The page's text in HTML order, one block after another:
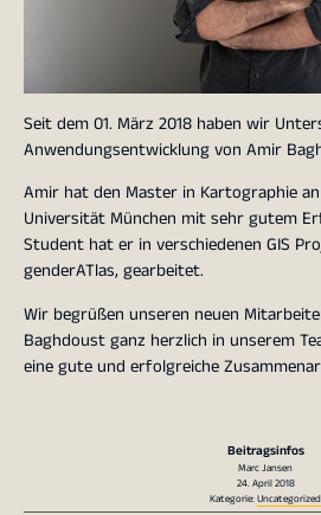
Seit dem 01. März 2018 haben wir
Anwendungsentwicklung von Amir
Amir hat den Master in Kartographie
Universität München mit sehr gutem
Student hat er in verschiedenen GIS
genderATlas, gearbeitet.
Wir begrüßen unseren neuen
Baghdoust ganz herzlich in unserem
eine gute und erfolgreiche
Beitragsinfos
Marc Jansen
24. April 2018
Kategorie:Uncategorized